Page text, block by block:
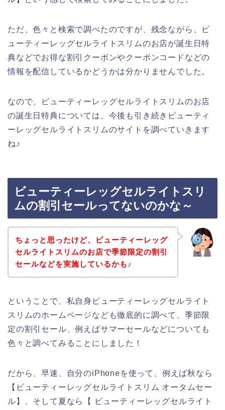
ただ、色々と検索で調べたのですが、残念ながら、ビ
ューティーレッグセルライトスリムのお店が誕生日特
典などでお得な割引クーポンやクーポンコードなどの
情報を配信しているかどうかは分かりませんでした。
なので、ビューティーレッグセルライトスリムのお店
の誕生日特典については、今後も引き続きビューティ
ーレッグセルライトスリムのサイトを調べていきます
ね♪
ビューティーレッグセルライトスリ
ムの割引セールってないのかな～
ちょっと思ったけど、ビューティーレッグ
セルライトスリムのお店で季節限定の割引
セールなどを実施しているかも♪
ということで、私自身ビューティーレッグセルライト
スリムのホームページなども徹底的に調べて、季節限
定の割引セール、例えばサマーセールなどについても
色々と調べてみることにしました！
だから、早速、自分のiPhoneを使って、例えば秋なら
【ビューティーレッグセルライトスリム オータムセー
ル】、そして夏なら【 ビューティーレッグセルライト